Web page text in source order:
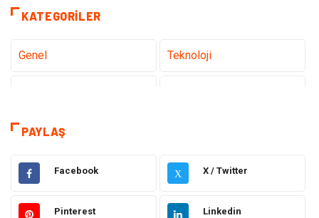
KATEGORILER
Genel Teknoloji
Eğitim
Dekorasyon Elektronik
Güzellik Makine
PAYLAŞ
Facebook X X / Twitter
Pinterest Linkedin